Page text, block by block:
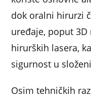
dok oralni hirurzi
uređaje, poput 3D
hirurških lasera,
sigurnost u
Osim tehničkih